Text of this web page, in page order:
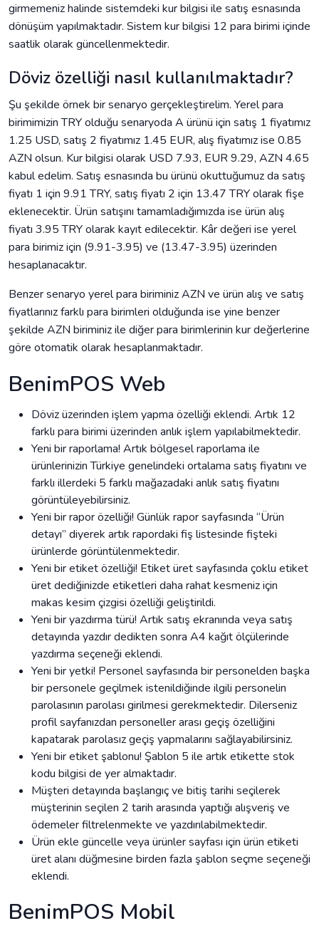
girmemeniz halinde sistemdeki kur bilgisi ile satış esnasında
dönüşüm yapılmaktadır. Sistem kur bilgisi 12 para birimi içinde
saatlik olarak güncellenmektedir.
Döviz özelliği nasıl kullanılmaktadır?
Şu şekilde örnek bir senaryo gerçekleştirelim. Yerel para
birimimizin TRY olduğu senaryoda A ürünü için satış 1 fiyatımız
1.25 USD, satış 2 fiyatımız 1.45 EUR, alış fiyatımız ise 0.85
AZN olsun. Kur bilgisi olarak USD 7.93, EUR 9.29, AZN 4.65
kabul edelim. Satış esnasında bu ürünü okuttuğumuz da satış
fiyatı 1 için 9.91 TRY, satış fiyatı 2 için 13.47 TRY olarak fişe
eklenecektir. Ürün satışını tamamladığımızda ise ürün alış
fiyatı 3.95 TRY olarak kayıt edilecektir. Kâr değeri ise yerel
para birimiz için (9.91-3.95) ve (13.47-3.95) üzerinden
hesaplanacaktır.
Benzer senaryo yerel para biriminiz AZN ve ürün alış ve satış
fiyatlarınız farklı para birimleri olduğunda ise yine benzer
şekilde AZN biriminiz ile diğer para birimlerinin kur değerlerine
göre otomatik olarak hesaplanmaktadır.
BenimPOS Web
Döviz üzerinden işlem yapma özelliği eklendi. Artık 12
farklı para birimi üzerinden anlık işlem yapılabilmektedir.
Yeni bir raporlama! Artık bölgesel raporlama ile
ürünlerinizin Türkiye genelindeki ortalama satış fiyatını ve
farklı illerdeki 5 farklı mağazadaki anlık satış fiyatını
görüntüleyebilirsiniz.
Yeni bir rapor özelliği! Günlük rapor sayfasında “Ürün
detayı” diyerek artık rapordaki fiş listesinde fişteki
ürünlerde görüntülenmektedir.
Yeni bir etiket özelliği! Etiket üret sayfasında çoklu etiket
üret dediğinizde etiketleri daha rahat kesmeniz için
makas kesim çizgisi özelliği geliştirildi.
Yeni bir yazdırma türü! Artık satış ekranında veya satış
detayında yazdır dedikten sonra A4 kağıt ölçülerinde
yazdırma seçeneği eklendi.
Yeni bir yetki! Personel sayfasında bir personelden başka
bir personele geçilmek istenildiğinde ilgili personelin
parolasının parolası girilmesi gerekmektedir. Dilerseniz
profil sayfanızdan personeller arası geçiş özelliğini
kapatarak parolasız geçiş yapmalarını sağlayabilirsiniz.
Yeni bir etiket şablonu! Şablon 5 ile artık etikette stok
kodu bilgisi de yer almaktadır.
Müşteri detayında başlangıç ve bitiş tarihi seçilerek
müşterinin seçilen 2 tarih arasında yaptığı alışveriş ve
ödemeler filtrelenmekte ve yazdırılabilmektedir.
Ürün ekle güncelle veya ürünler sayfası için ürün etiketi
üret alanı düğmesine birden fazla şablon seçme seçeneği
eklendi.
BenimPOS Mobil